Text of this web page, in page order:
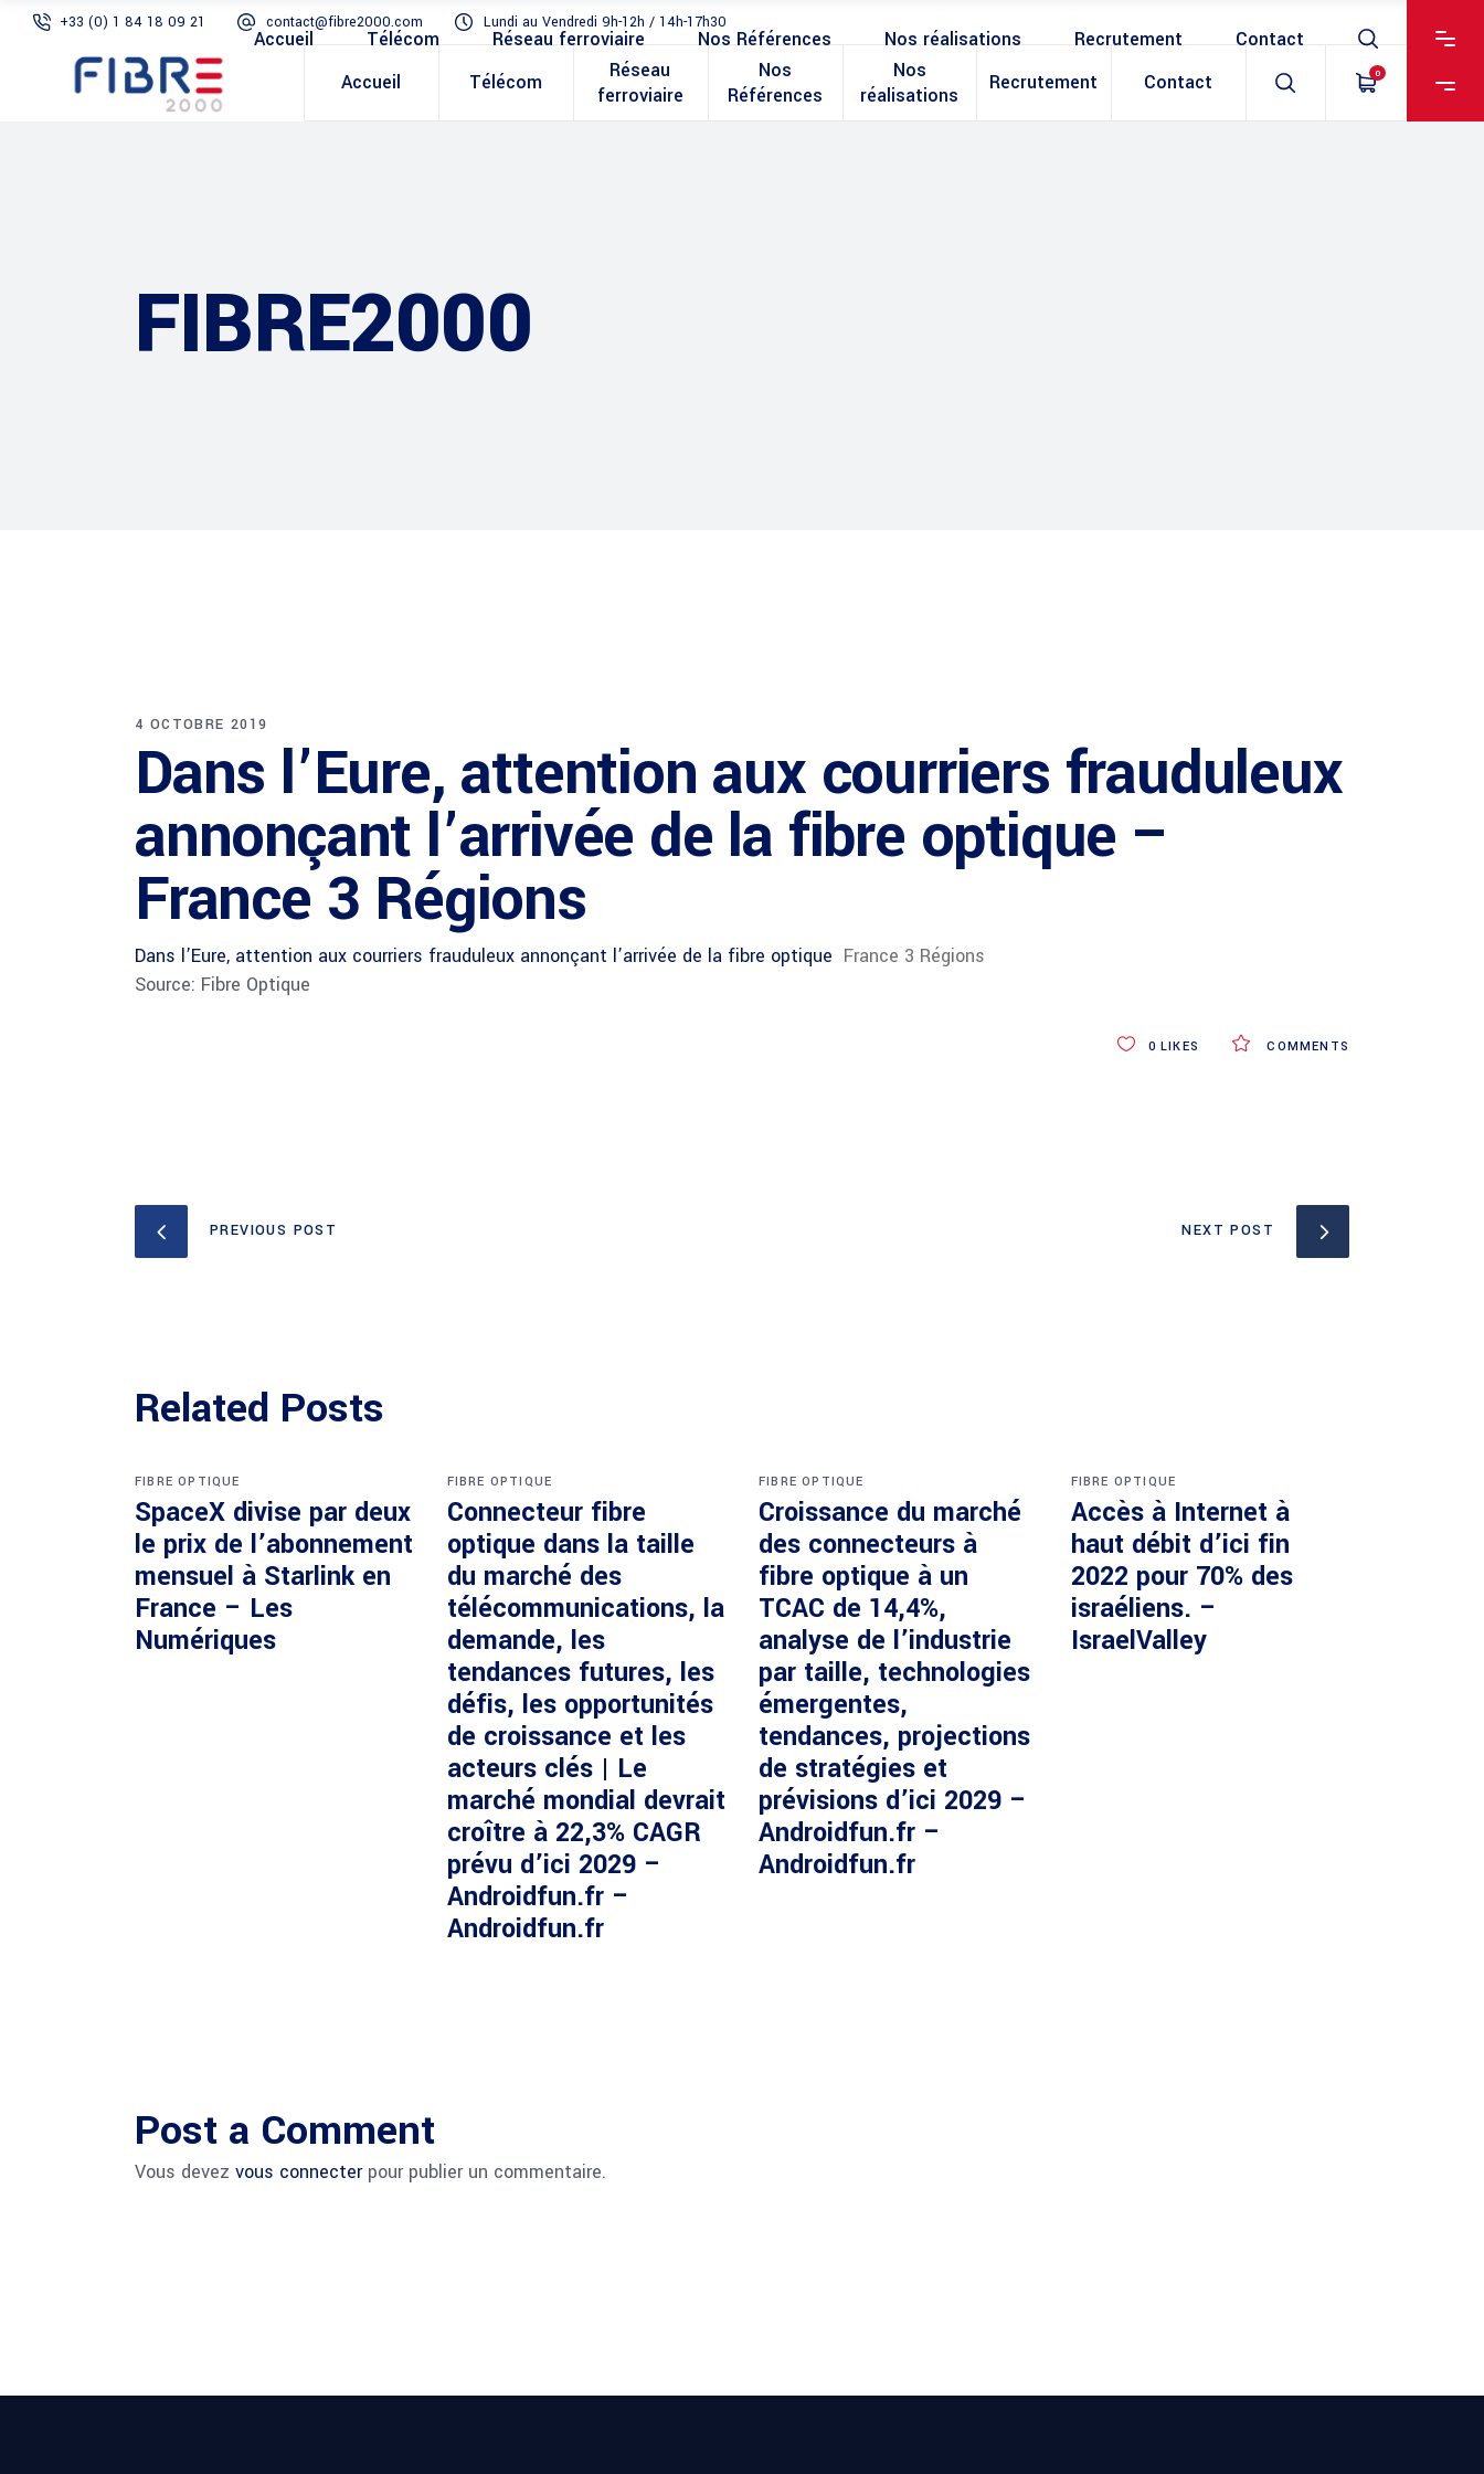
+33 (0) 1 84 18 09 21 contact@fibre2000.com Lundi au Vendredi 9h-12h / 14h-17h30
Accueil Télécom
Réseau
ferroviaire
Nos
Références
Nos
réalisations
Recrutement Contact 0
Accueil Télécom Réseau ferroviaire Nos Références Nos réalisations Recrutement Contact
FIBRE2000
4 OCTOBRE 2019
Dans l’Eure, attention aux courriers frauduleux
annonçant l’arrivée de la fibre optique –
France 3 Régions
Dans l’Eure, attention aux courriers frauduleux annonçant l’arrivée de la fibre optique France 3 Régions
Source: Fibre Optique
COMMENTS
0 LIKES
PREVIOUS POST NEXT POST
Related Posts
FIBRE OPTIQUE
SpaceX divise par deux
le prix de l’abonnement
mensuel à Starlink en
France – Les
Numériques
FIBRE OPTIQUE
Connecteur fibre
optique dans la taille
du marché des
télécommunications, la
demande, les
tendances futures, les
défis, les opportunités
de croissance et les
acteurs clés | Le
marché mondial devrait
croître à 22,3% CAGR
prévu d’ici 2029 –
Androidfun.fr –
Androidfun.fr
FIBRE OPTIQUE
Croissance du marché
des connecteurs à
fibre optique à un
TCAC de 14,4%,
analyse de l’industrie
par taille, technologies
émergentes,
tendances, projections
de stratégies et
prévisions d’ici 2029 –
Androidfun.fr –
Androidfun.fr
FIBRE OPTIQUE
Accès à Internet à
haut débit d’ici fin
2022 pour 70% des
israéliens. –
IsraelValley
Post a Comment
Vous devez vous connecterpour publier un commentaire.